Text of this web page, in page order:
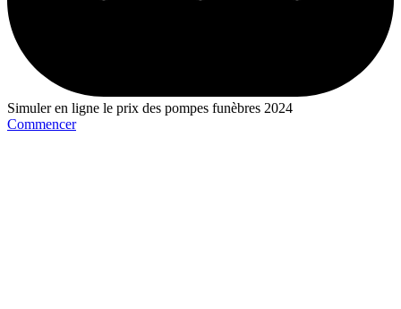
Simuler en ligne le prix des pompes funèbres 2024
Commencer